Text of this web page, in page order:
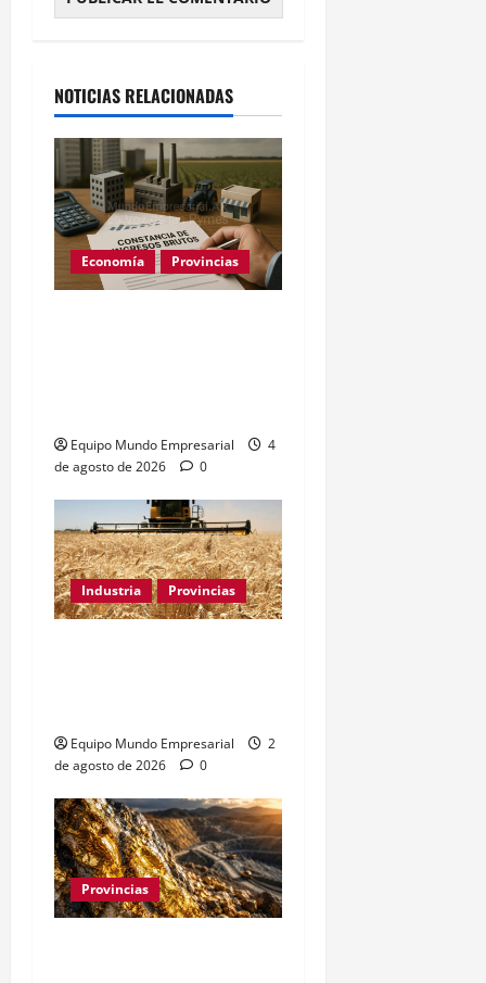
NOTICIAS RELACIONADAS
Economía Provincias
Equipo Mundo Empresarial
4
de agosto de 2026
0
Industria Provincias
Equipo Mundo Empresarial
2
de agosto de 2026
0
Provincias